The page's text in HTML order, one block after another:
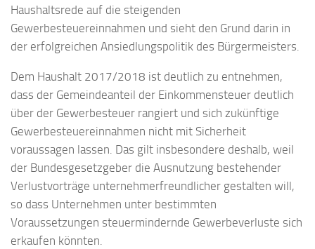
Haushaltsrede auf die steigenden
Gewerbesteuereinnahmen und sieht den Grund darin in
der erfolgreichen Ansiedlungspolitik des Bürgermeisters.
Dem Haushalt 2017/2018 ist deutlich zu entnehmen,
dass der Gemeindeanteil der Einkommensteuer deutlich
über der Gewerbesteuer rangiert und sich zukünftige
Gewerbesteuereinnahmen nicht mit Sicherheit
voraussagen lassen. Das gilt insbesondere deshalb, weil
der Bundesgesetzgeber die Ausnutzung bestehender
Verlustvorträge unternehmerfreundlicher gestalten will,
so dass Unternehmen unter bestimmten
Voraussetzungen steuermindernde Gewerbeverluste sich
erkaufen könnten.